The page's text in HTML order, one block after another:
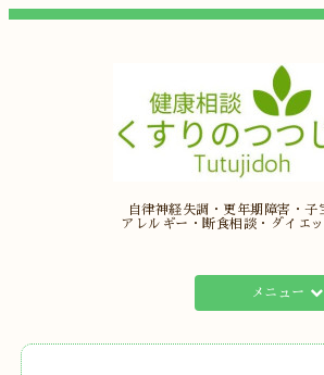
自律神経失調・更年期障害・子
アレルギー・断食相談・ダイエ
メニュー